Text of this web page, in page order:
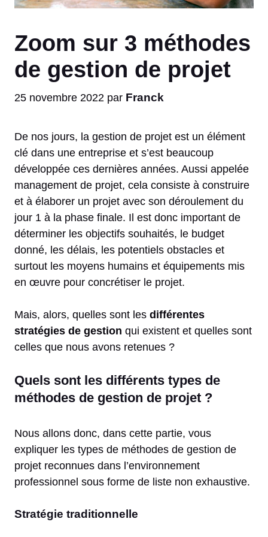
Zoom sur 3 méthodes
de gestion de projet
25 novembre 2022 par Franck
De nos jours, la gestion de projet est un élément
clé dans une entreprise et s’est beaucoup
développée ces dernières années. Aussi appelée
management de projet, cela consiste à construire
et à élaborer un projet avec son déroulement du
jour 1 à la phase finale. Il est donc important de
déterminer les objectifs souhaités, le budget
donné, les délais, les potentiels obstacles et
surtout les moyens humains et équipements mis
en œuvre pour concrétiser le projet.
Mais, alors, quelles sont les différentes
stratégies de gestion qui existent et quelles sont
celles que nous avons retenues ?
Quels sont les différents types de
méthodes de gestion de projet ?
Nous allons donc, dans cette partie, vous
expliquer les types de méthodes de gestion de
projet reconnues dans l’environnement
professionnel sous forme de liste non exhaustive.
Stratégie traditionnelle